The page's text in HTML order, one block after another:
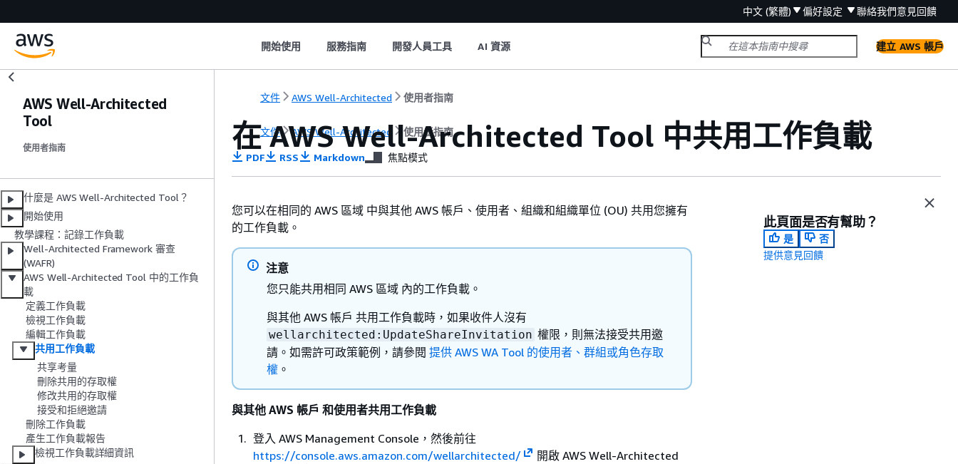
中文 (繁體) 偏好設定 聯絡我們意見回饋
開始使用 服務指南 開發人員工具 AI 資源 建立 AWS 帳戶
AWS Well-Architected
Tool
使用者指南
什麼是 AWS Well-Architected Tool？
開始使用
教學課程：記錄工作負載
Well-Architected Framework 審查
(WAFR)
AWS Well-Architected Tool 中的工作負
載
定義工作負載
檢視工作負載
編輯工作負載
共用工作負載
共享考量
刪除共用的存取權
修改共用的存取權
接受和拒絕邀請
刪除工作負載
產生工作負載報告
檢視工作負載詳細資訊
文件 AWS Well-Architected 使用者指南
文件 AWS Well-Architected 使用者指南
在 AWS Well-Architected Tool 中共用工作負載
PDF RSS Markdown 焦點模式
您可以在相同的 AWS 區域 中與其他 AWS 帳戶、使用者、組織和組織單位 (OU) 共用您擁有
的工作負載。
注意
您只能共用相同 AWS 區域 內的工作負載。
與其他 AWS 帳戶 共用工作負載時，如果收件人沒有
wellarchitected:UpdateShareInvitation 權限，則無法接受共用邀
請。如需許可政策範例，請參閱 提供 AWS WA Tool 的使用者、群組或角色存取
權 。
與其他 AWS 帳戶 和使用者共用工作負載
登入 AWS Management Console，然後前往
https://console.aws.amazon.com/wellarchitected/
開啟 AWS Well-Architected
此頁面是否有幫助？
是
否
提供意見回饋